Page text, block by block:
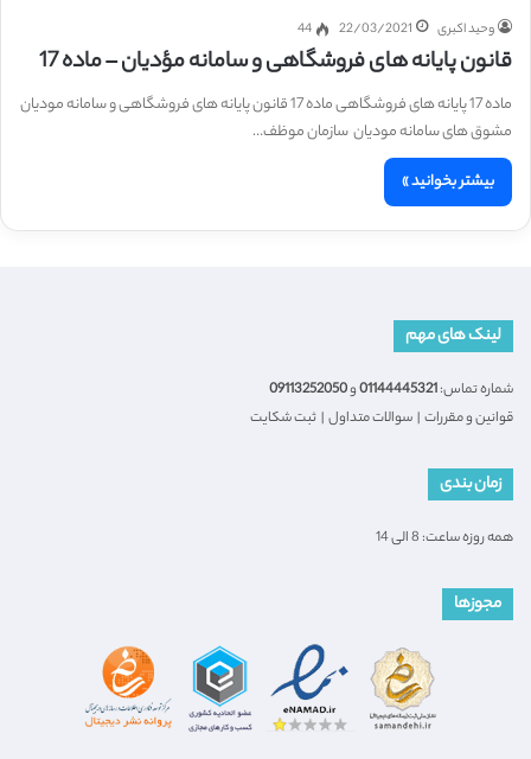
وحید اکبری 22/03/2021
44
قانون پایانه های فروشگاهی و سامانه مؤدیان – ماده 17
ماده 17 پایانه های فروشگاهی ماده 17 قانون پایانه های فروشگاهی و سامانه مودیان
مشوق های سامانه مودیان سازمان موظف…
بیشتر بخوانید »
لینک های مهم
شماره تماس:01144445321و09113252050
قوانین و مقررات | سوالات متداول | ثبت شکایت
زمان بندی
همه روزه ساعت: 8 الی 14
مجوزها